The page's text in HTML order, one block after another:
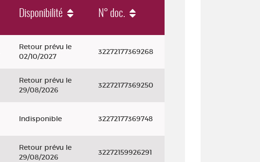
Disponibilité N° doc.
Retour prévu le
02/10/2027
32272177369268
Retour prévu le
29/08/2026
32272177369250
Indisponible 32272177369748
Retour prévu le
29/08/2026
32272159926291